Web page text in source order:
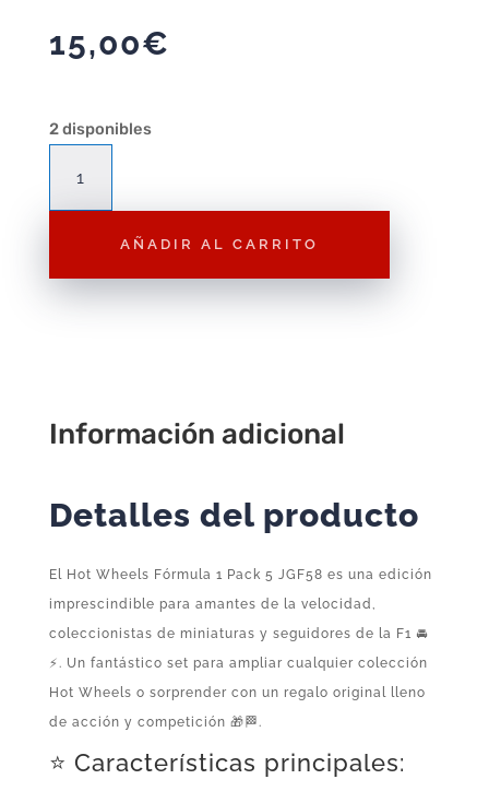
15,00€
2 disponibles
Wheels
de
cantidad
AÑADIR AL CARRITO
Información adicional
Detalles del producto
El Hot Wheels Fórmula 1 Pack 5 JGF58 es una edición
imprescindible para amantes de la velocidad,
coleccionistas de miniaturas y seguidores de la F1 🚘
⚡. Un fantástico set para ampliar cualquier colección
Hot Wheels o sorprender con un regalo original lleno
de acción y competición 🎁🏁.
⭐ Características principales: